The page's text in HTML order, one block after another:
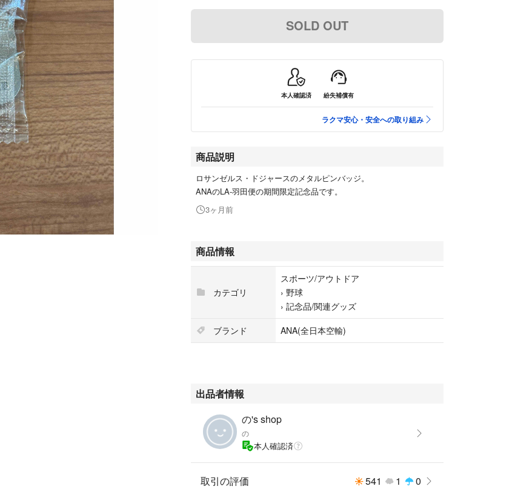
SOLD OUT
本人確認済 紛失補償有
ラクマ安心・安全への取り組み
商品説明
ロサンゼルス・ドジャースのメタルピンバッジ。
ANAのLA-羽田便の期間限定記念品です。
3ヶ月前
商品情報
カテゴリ
スポーツ/アウトドア
› 野球
› 記念品/関連グッズ
ブランド
ANA(全日本空輸)
出品者情報
の's shop
の
本人確認済
取引の評価 541 1 0